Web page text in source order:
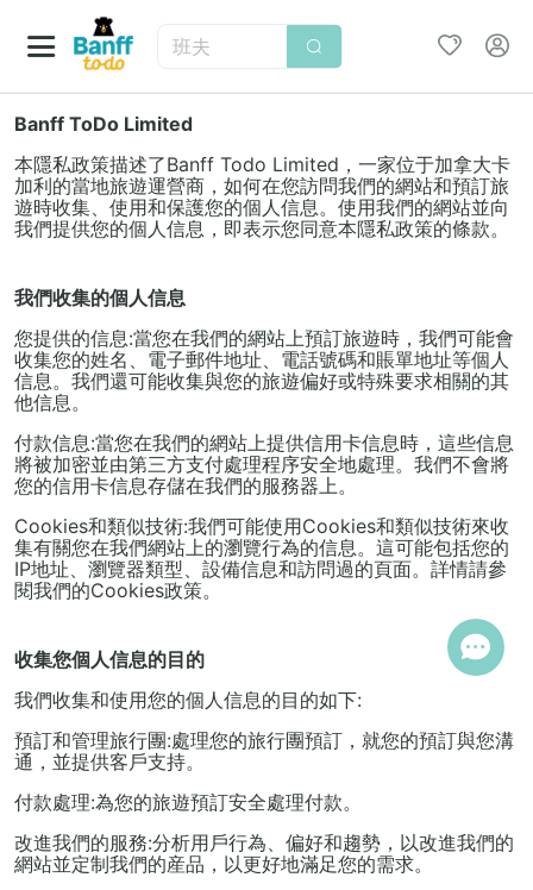
班夫
Banff ToDo Limited
本隱私政策描述了Banff Todo Limited，一家位于加拿大卡
加利的當地旅遊運營商，如何在您訪問我們的網站和預訂旅
遊時收集、使用和保護您的個人信息。使用我們的網站並向
我們提供您的個人信息，即表示您同意本隱私政策的條款。
我們收集的個人信息
您提供的信息:當您在我們的網站上預訂旅遊時，我們可能會
收集您的姓名、電子郵件地址、電話號碼和賬單地址等個人
信息。我們還可能收集與您的旅遊偏好或特殊要求相關的其
他信息。
付款信息:當您在我們的網站上提供信用卡信息時，這些信息
將被加密並由第三方支付處理程序安全地處理。我們不會將
您的信用卡信息存儲在我們的服務器上。
Cookies和類似技術:我們可能使用Cookies和類似技術來收
集有關您在我們網站上的瀏覽行為的信息。這可能包括您的
IP地址、瀏覽器類型、設備信息和訪問過的頁面。詳情請參
閱我們的Cookies政策。
收集您個人信息的目的
我們收集和使用您的個人信息的目的如下:
預訂和管理旅行團:處理您的旅行團預訂，就您的預訂與您溝
通，並提供客戶支持。
付款處理:為您的旅遊預訂安全處理付款。
改進我們的服務:分析用戶行為、偏好和趨勢，以改進我們的
網站並定制我們的産品，以更好地滿足您的需求。